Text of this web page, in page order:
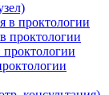
в проктологии
проктологии
проктологии